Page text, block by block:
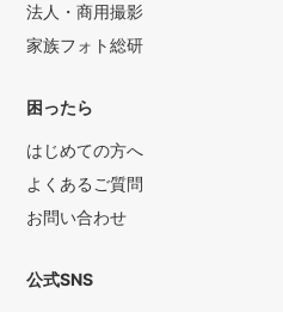
法人・商用撮影
家族フォト総研
困ったら
はじめての方へ
よくあるご質問
お問い合わせ
公式SNS